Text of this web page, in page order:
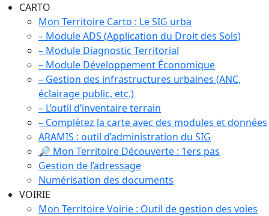
CARTO
Mon Territoire Carto : Le SIG urba
– Module ADS (Application du Droit des Sols)
– Module Diagnostic Territorial
– Module Développement Économique
– Gestion des infrastructures urbaines (ANC,
éclairage public, etc.)
– L’outil d’inventaire terrain
– Complétez la carte avec des modules et données
ARAMIS : outil d’administration du SIG
🔎 Mon Territoire Découverte : 1ers pas
Gestion de l’adressage
Numérisation des documents
VOIRIE
Mon Territoire Voirie : Outil de gestion des voies